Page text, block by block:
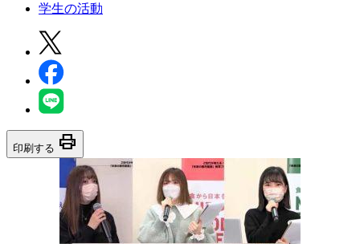
学生の活動
印刷する print